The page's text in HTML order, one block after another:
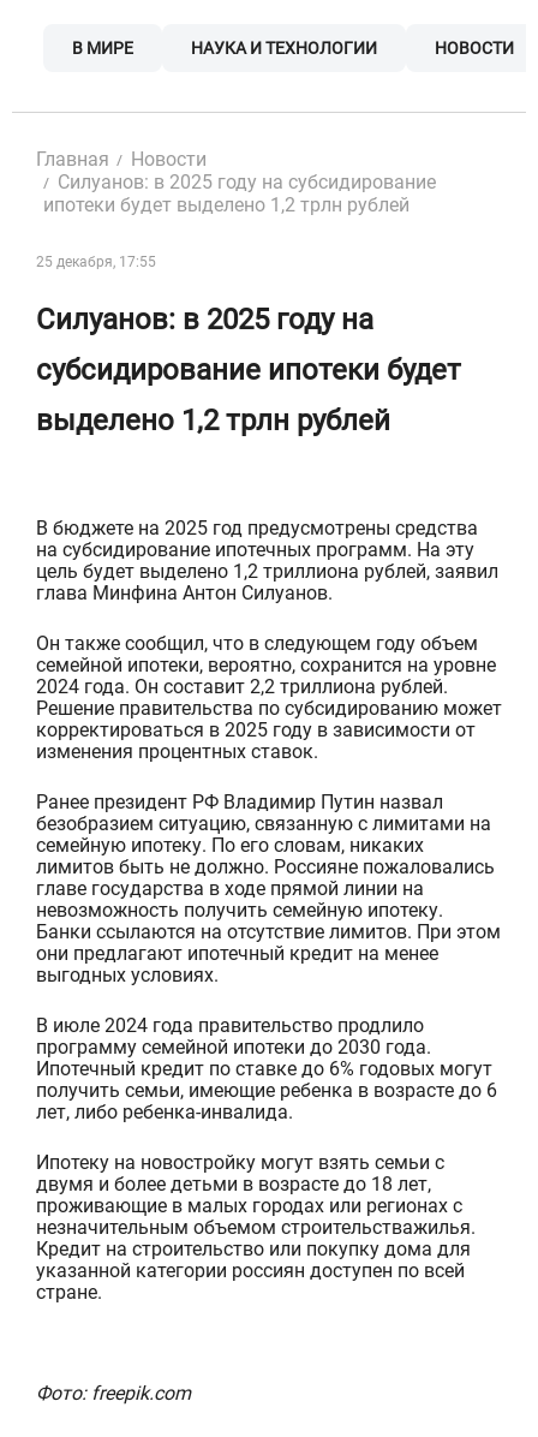
В МИРЕ НАУКА И ТЕХНОЛОГИИ НОВОСТИ
Главная
Новости
Силуанов: в 2025 году на субсидирование
ипотеки будет выделено 1,2 трлн рублей
25 декабря, 17:55
Силуанов: в 2025 году на
субсидирование ипотеки будет
выделено 1,2 трлн рублей
В бюджете на 2025 год предусмотрены средства
на субсидирование ипотечных программ. На эту
цель будет выделено 1,2 триллиона рублей, заявил
глава Минфина Антон Силуанов.
Он также сообщил, что в следующем году объем
семейной ипотеки, вероятно, сохранится на уровне
2024 года. Он составит 2,2 триллиона рублей.
Решениеправительства по субсидированию может
корректироваться в 2025 году в зависимости от
изменения процентных ставок.
Ранее президент РФ Владимир Путин назвал
безобразием ситуацию, связанную с лимитами на
семейную ипотеку. По его словам, никаких
лимитов быть не должно. Россияне пожаловались
главе государства в ходе прямой линии на
невозможность получить семейную ипотеку.
Банки ссылаются на отсутствие лимитов. При этом
они предлагают ипотечный кредит на менее
выгодных условиях.
В июле2024 года правительство продлило
программу семейной ипотеки до 2030 года.
Ипотечный кредитпо ставке до 6% годовых могут
получить семьи, имеющие ребенка в возрасте до 6
лет, либоребенка-инвалида.
Ипотеку на новостройкумогут взять семьи с
двумя и более детьми в возрасте до 18 лет,
проживающиев малых городах или регионах с
незначительным объемом строительстважилья.
Кредит на строительство или покупкудома для
указанной категории россиян доступен по всей
стране.
Фото: freepik.com